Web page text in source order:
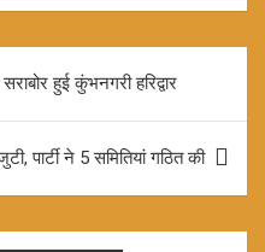
हुई कुंभनगरी हरिद्वार
पार्टी ने 5 समितियां गठित की